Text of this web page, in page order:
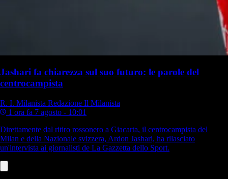
Jashari fa chiarezza sul suo futuro: le parole del
centrocampista
R. I. Milanista Redazione Il Milanista
1 ora fa 7 agosto - 10:01
Direttamente dal ritiro rossonero a Giacarta, il centrocampista del
Milan e della Nazionale svizzera, Ardon Jashari, ha rilasciato
un'intervista ai giornalisti de La Gazzetta dello Sport.